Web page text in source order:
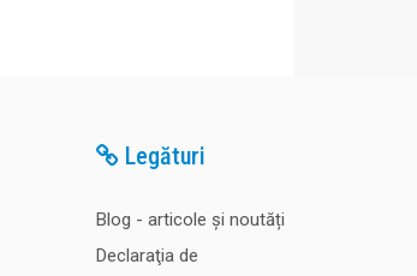
151,00 Lei
Adaugă în Coş
Comparaţie
Legături
Blog - articole și noutăți
Declaraţia de